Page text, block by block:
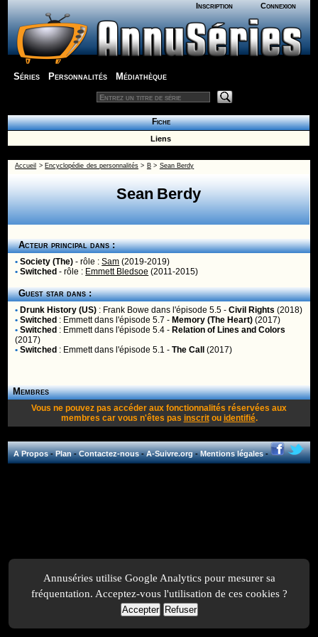
Inscription Connexion
Séries Personnalités Médiathèque
Fiche
Liens
Accueil > Encyclopédie des personnalités > B> Sean Berdy
Sean Berdy
Acteur principal dans :
• Society (The) - rôle :Sam (2019-2019)
• Switched - rôle : Emmett Bledsoe (2011-2015)
Guest star dans :
• Drunk History (US) : Frank Bowe dans l'épisode 5.5 -Civil Rights (2018)
• Switched : Emmettdans l'épisode 5.7 - Memory (The Heart) (2017)
• Switched : Emmettdans l'épisode 5.4 - Relation of Lines and Colors
(2017)
• Switched : Emmettdans l'épisode 5.1 -The Call (2017)
Membres
Vous ne pouvez pas accéder aux fonctionnalités réservées aux
membres car vous n'êtes pas inscritou identifié.
A Propos-Plan-Contactez-nous-A-Suivre.org-Mentions légales-
Annuséries utilise Google Analytics pour mesurer sa
fréquentation. Acceptez-vous l'utilisation de ces cookies ?
Accepter Refuser